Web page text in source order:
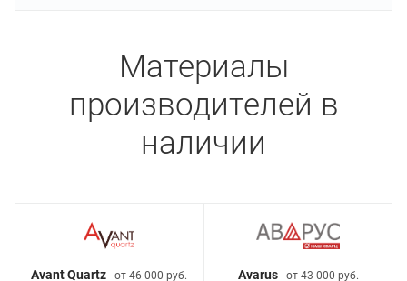
Материалы
производителей в
наличии
Avant Quartz - от 46 000 руб. Avarus- от 43 000 руб.